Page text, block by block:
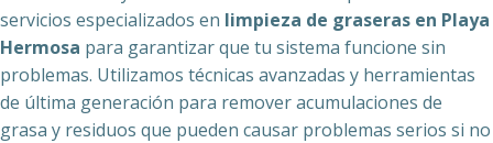
servicios especializados en limpieza de graseras en Playa
Hermosa para garantizar que tu sistema funcione sin
problemas. Utilizamos técnicas avanzadas y herramientas
de última generación para remover acumulaciones de
grasa y residuos que pueden causar problemas serios si no